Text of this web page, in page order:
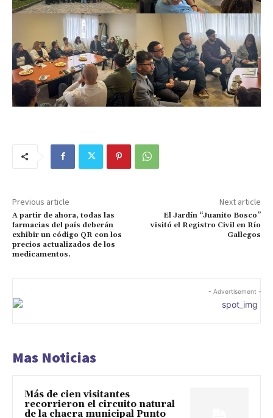
Previous article
A partir de ahora, todas las
farmacias del país deberán
exhibir un código QR con los
precios actualizados de los
medicamentos.
Next article
El Jardín “Juanito Bosco”
visitó el Registro Civil en Río
Gallegos
- Advertisement -
Mas Noticias
Más de cien visitantes
recorrieron el circuito natural
de la chacra municipal Punto